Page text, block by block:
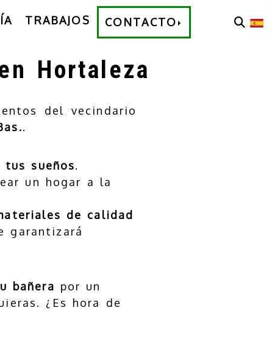
TRABAJOS CONTACTO
Hortaleza
del vecindario
.
tus sueños.
un hogar a la
de calidad
garantizará
bañera por un
¿Es hora de